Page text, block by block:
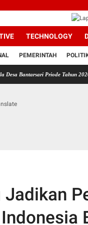
TECHNOLOGY
PEMERINTAH
Priode Tahun 2026 - 2034.